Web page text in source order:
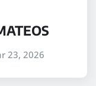
23, 2026